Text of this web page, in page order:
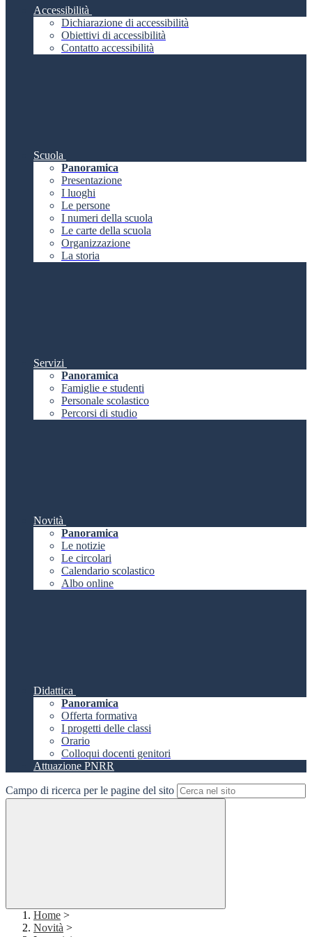
Accessibilità
Dichiarazione di accessibilità
Obiettivi di accessibilità
Contatto accessibilità
Scuola
Panoramica
Presentazione
I luoghi
Le persone
I numeri della scuola
Le carte della scuola
Organizzazione
La storia
Servizi
Panoramica
Famiglie e studenti
Personale scolastico
Percorsi di studio
Novità
Panoramica
Le notizie
Le circolari
Calendario scolastico
Albo online
Didattica
Panoramica
Offerta formativa
I progetti delle classi
Orario
Colloqui docenti genitori
Attuazione PNRR
Campo di ricerca per le pagine del sito
Home >
Novità >